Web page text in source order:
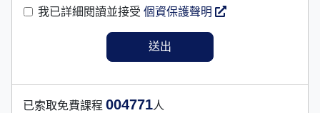
我已詳細閱讀並接受 個資保護聲明
已索取免費課程 004771人